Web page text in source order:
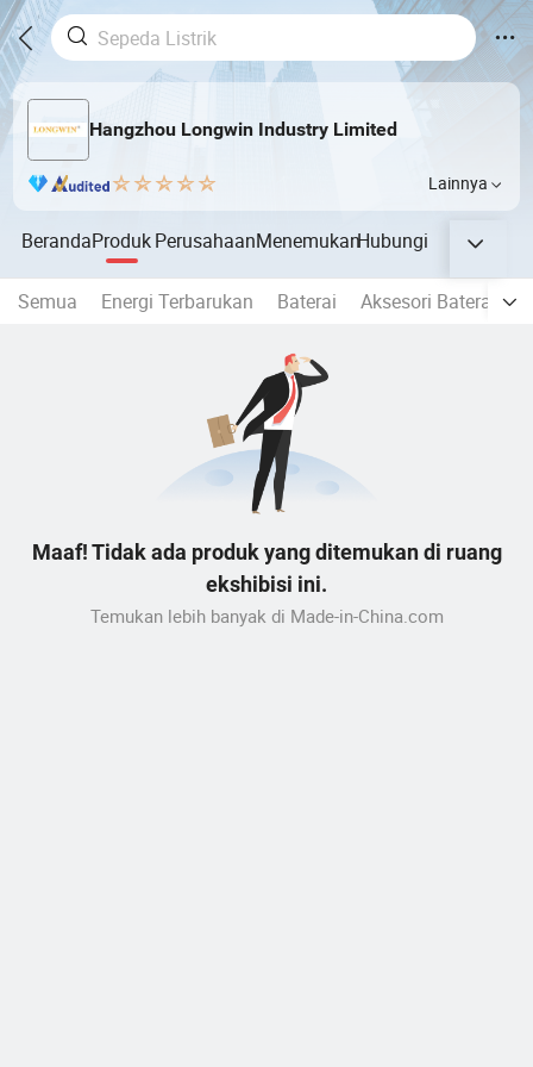
Hangzhou Longwin Industry Limited
Lainnya
BerandaProdukPerusahaanMenemukanHubungi
Semua Energi Terbarukan Baterai Aksesori Baterai
Maaf! Tidak ada produk yang ditemukan di ruang
ekshibisi ini.
Temukan lebih banyak di Made-in-China.com